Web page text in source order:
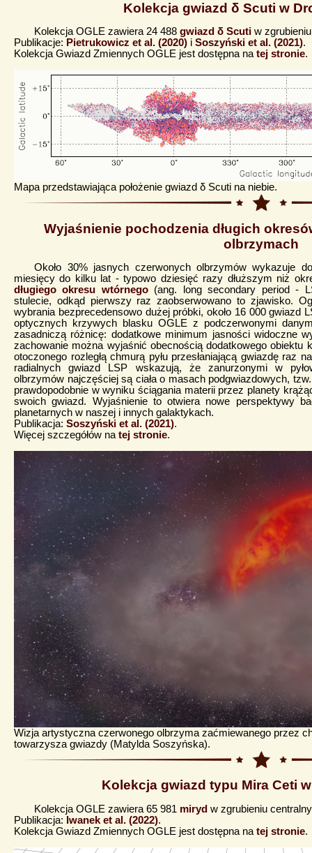
Kolekcja gwiazd δ Scuti w
Kolekcja OGLE zawiera 24 488gwiazd δ Scuti w
Publikacje: Pietrukowicz et al. (2020) i Soszyński et al. (2021).
Kolekcja Gwiazd Zmiennych OGLE jest dostępna natej stronie.
Mapa przedstawiająca położenie gwiazd δ Scuti na niebie.
Wyjaśnienie pochodzenia długich
olbrzymach
Około 30% jasnych czerwonych olbrzymów wykazuje
miesięcy do kilku lat - typowo dziesięć razy dłuższym niż
długiego okresu wtórnego (ang. long secondary period -
stulecie, odkąd pierwszy raz zaobserwowano to zjawisko.
wybrania bezprecedensowo dużej próbki, około 16 000 gwiazd
optycznych krzywych blasku OGLE z podczerwonymi
zasadniczą różnicę: dodatkowe minimum jasności widoczne
zachowanie można wyjaśnić obecnością dodatkowego obiektu
otoczonego rozległą chmurą pyłu przesłaniającą gwiazdę raz
radialnych gwiazd LSP wskazują, że zanurzonymi w
olbrzymów najczęściej są ciała o masach podgwiazdowych,
prawdopodobnie w wyniku ściągania materii przez planety
swoich gwiazd. Wyjaśnienie to otwiera nowe perspektywy
planetarnych w naszej i innych galaktykach.
Publikacja: Soszyński et al. (2021).
Więcej szczegółów natej stronie.
Wizja artystyczna czerwonego olbrzyma zaćmiewanego przez
towarzysza gwiazdy (Matylda Soszyńska).
Kolekcja gwiazd typu Mira Ceti
Kolekcja OGLE zawiera 65 981 miryd w zgrubieniu
Publikacja: Iwanek et al. (2022).
Kolekcja Gwiazd Zmiennych OGLE jest dostępna na tej stronie.